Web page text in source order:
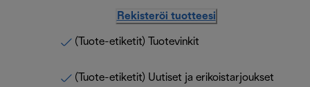
Rekisteröi tuotteesi
(Tuote-etiketit) Tuotevinkit
(Tuote-etiketit) Uutiset ja erikoistarjoukset